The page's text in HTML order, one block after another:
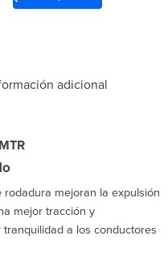
adicional
mejoran la expulsión
mejor tracción y
a los conductores